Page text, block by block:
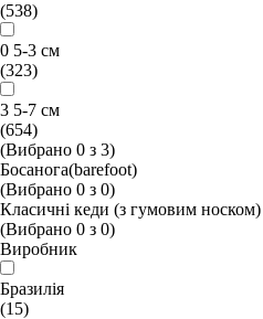
(538)
0 5-3 см
(323)
3 5-7 см
(654)
(Вибрано 0 з 3)
Босанога(barefoot)
(Вибрано 0 з 0)
Класичні кеди (з гумовим носком)
(Вибрано 0 з 0)
Виробник
Бразилія
(15)